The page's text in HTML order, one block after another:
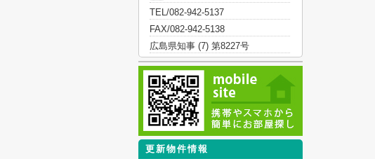
TEL/082-942-5137
FAX/082-942-5138
広島県知事 (7) 第8227号
更新物件情報